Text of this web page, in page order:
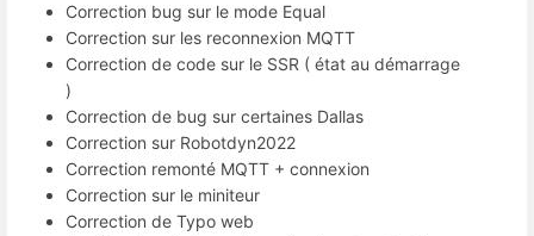
Correction bug sur le mode Equal
Correction sur les reconnexion MQTT
Correction de code sur le SSR ( état au démarrage
)
Correction de bug sur certaines Dallas
Correction sur Robotdyn2022
Correction remonté MQTT + connexion
Correction sur le miniteur
Correction de Typo web